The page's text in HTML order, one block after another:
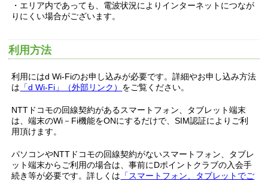
・エリア内であっても、電波状況によりインターネットにつなが
りにくい場合がございます。
利用方法
利用にはd Wi-Fiのお申し込みが必要です。詳細やお申し込み方法
は 「d Wi-Fi」（外部リンク） をご覧ください。
NTTドコモの回線契約があるスマートフォン、タブレット端末
は、端末のWi－Fi機能をONにするだけで、SIM認証によりご利
用頂けます。
パソコンやNTTドコモの回線契約がないスマートフォン、タブレ
ット端末からご利用の場合は、事前にDポイントクラブの入会手
続き等が必要です。詳しくは 「スマートフォン、タブレットでご